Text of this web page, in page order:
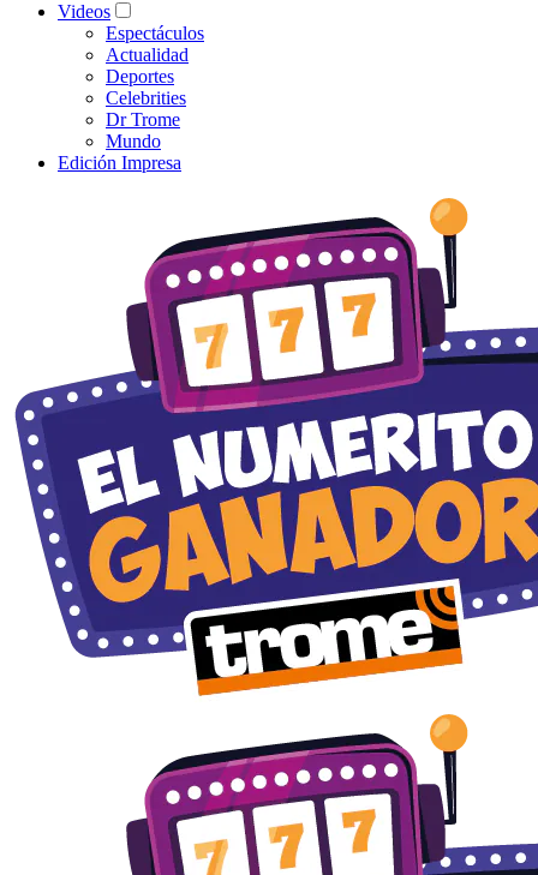
Videos
Espectáculos
Actualidad
Deportes
Celebrities
Dr Trome
Mundo
Edición Impresa